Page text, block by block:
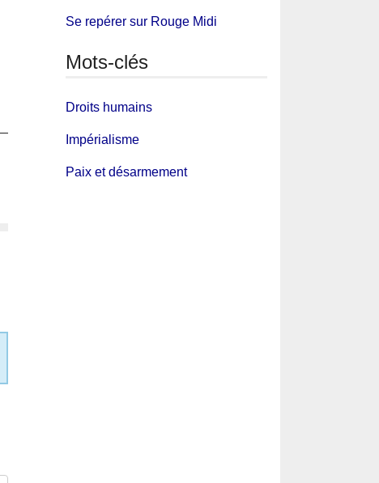
Se repérer sur Rouge Midi
Mots-clés
Droits humains
Impérialisme
Paix et désarmement